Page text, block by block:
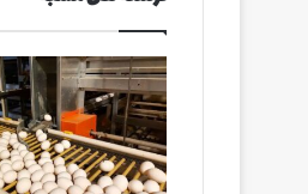
م
ر
د
م
ب
ز
ر
گ